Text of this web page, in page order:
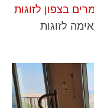
בצפון לזוגות
לזוגות